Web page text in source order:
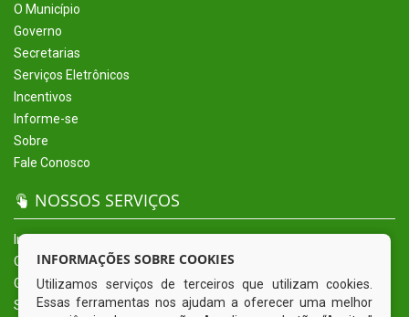
O Município
Governo
Secretarias
Serviços Eletrônicos
Incentivos
Informe-se
Sobre
Fale Conosco
NOSSOS SERVIÇOS
Início
O Município
Governo
Secretarias
INFORMAÇÕES SOBRE COOKIES
Utilizamos serviços de terceiros que utilizam cookies.
Essas ferramentas nos ajudam a oferecer uma melhor